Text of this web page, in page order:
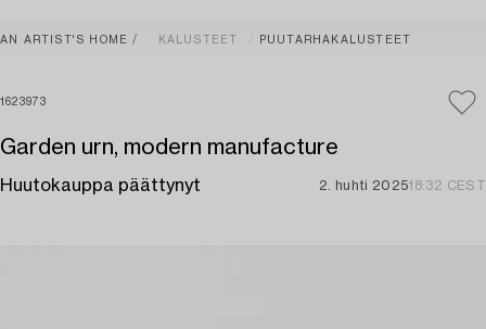
AN ARTIST'S HOME KALUSTEET PUUTARHAKALUSTEET
1623973
Garden urn, modern manufacture
Huutokauppa päättynyt 2. huhti 202518:32 CEST